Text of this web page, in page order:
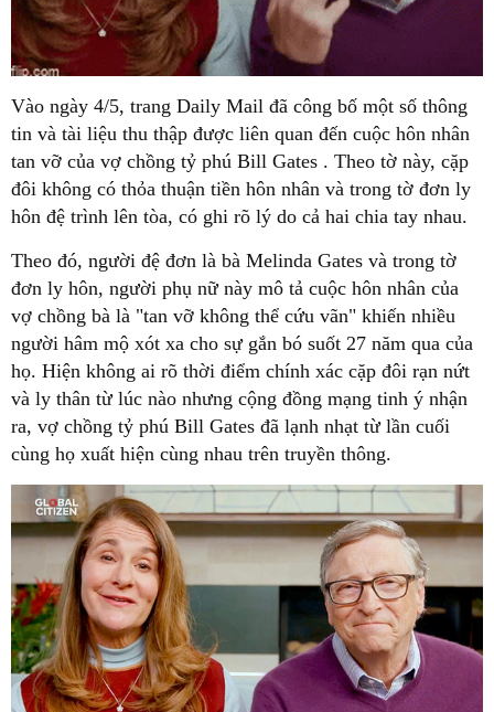
Vào ngày 4/5, trang Daily Mail đã công bố một số thông
tin và tài liệu thu thập được liên quan đến cuộc hôn nhân
tan vỡ của vợ chồng tỷ phú Bill Gates . Theo tờ này, cặp
đôi không có thỏa thuận tiền hôn nhân và trong tờ đơn ly
hôn đệ trình lên tòa, có ghi rõ lý do cả hai chia tay nhau.
Theo đó, người đệ đơn là bà Melinda Gates và trong tờ
đơn ly hôn, người phụ nữ này mô tả cuộc hôn nhân của
vợ chồng bà là "tan vỡ không thể cứu vãn" khiến nhiều
người hâm mộ xót xa cho sự gắn bó suốt 27 năm qua của
họ. Hiện không ai rõ thời điểm chính xác cặp đôi rạn nứt
và ly thân từ lúc nào nhưng cộng đồng mạng tinh ý nhận
ra, vợ chồng tỷ phú Bill Gates đã lạnh nhạt từ lần cuối
cùng họ xuất hiện cùng nhau trên truyền thông.